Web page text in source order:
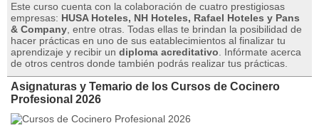
Este curso cuenta con la colaboración de cuatro prestigiosas
empresas: HUSA Hoteles, NH Hoteles, Rafael Hoteles y Pans
& Company , entre otras. Todas ellas te brindan la posibilidad de
hacer prácticas en uno de sus eatablecimientos al finalizar tu
aprendizaje y recibir un diploma acreditativo . Infórmate acerca
de otros centros donde también podrás realizar tus prácticas.
Asignaturas y Temario de los Cursos de Cocinero
Profesional 2026